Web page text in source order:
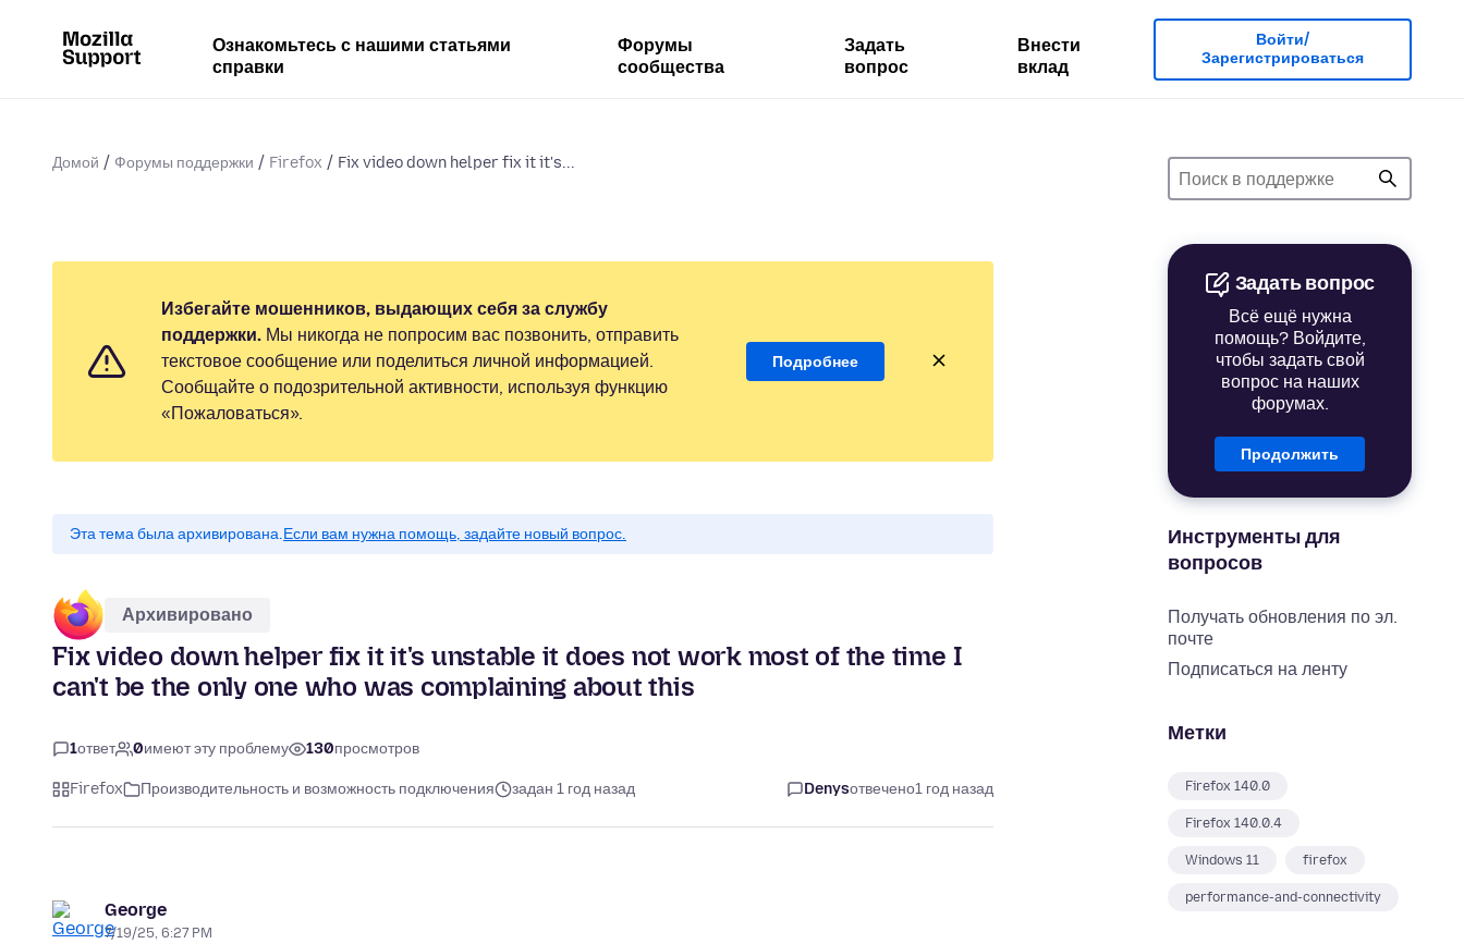
Ознакомьтесь с нашими статьями
справки
Форумы
сообщества
Задать
вопрос
Внести
вклад
Войти/
Зарегистрироваться
Домой Форумы поддержки Firefox Fix video down helper fix it it's...
Задать вопрос
Всё ещё нужна
помощь? Войдите,
чтобы задать свой
вопрос на наших
форумах.
Продолжить
Инструменты для
вопросов
Получать обновления по эл.
почте
Подписаться на ленту
Метки
Firefox 140.0
Firefox 140.0.4
Windows 11 firefox
performance-and-connectivity
Избегайте мошенников, выдающих себя за службу
поддержки. Мы никогда не попросим вас позвонить, отправить
текстовое сообщение или поделиться личной информацией.
Сообщайте о подозрительной активности, используя функцию
«Пожаловаться».
Подробнее
Эта тема была архивирована.Если вам нужна помощь, задайте новый вопрос.
Архивировано
Fix video down helper fix it it's unstable it does not work most of the time I
can't be the only one who was complaining about this
1ответ 0имеют эту проблему 130просмотров
Firefox Производительность и возможность подключения задан 1 год назад Denysотвечено1 год назад
George
7/19/25, 6:27 PM